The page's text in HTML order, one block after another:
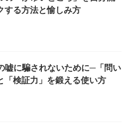
する方法と愉しみ方
嘘に騙されないために─「問い
「検証力」を鍛える使い方